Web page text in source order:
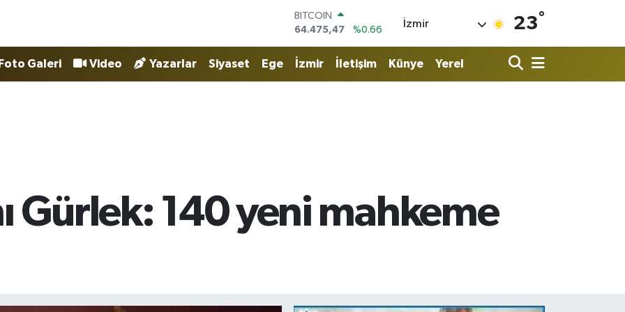
DOLAR
47,5971
%0.05
55,1336
%0.18
İzmir 23°
Foto Galeri Video Yazarlar Siyaset Ege İzmir İletişim Künye Yerel
Gürlek: 140 yeni mahkeme